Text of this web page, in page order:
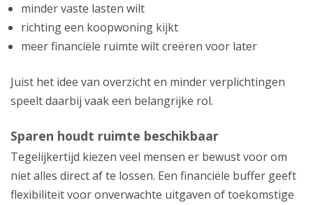
minder vaste lasten wilt
richting een koopwoning kijkt
meer financiële ruimte wilt creëren voor later
Juist het idee van overzicht en minder verplichtingen
speelt daarbij vaak een belangrijke rol.
Sparen houdt ruimte beschikbaar
Tegelijkertijd kiezen veel mensen er bewust voor om
niet alles direct af te lossen. Een financiële buffer geeft
flexibiliteit voor onverwachte uitgaven of toekomstige